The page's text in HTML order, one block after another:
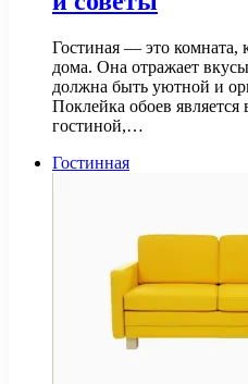
Гостиная — это комната,
дома. Она отражает
должна быть уютной и
Поклейка обоев
гостиной,…
Гостинная